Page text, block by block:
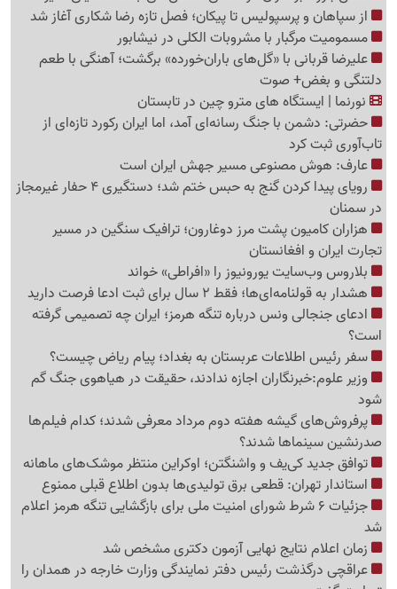
از سپاهان و پرسپولیس تا پیکان؛ فصل تازه رضا شکاری آغاز شد
مسمومیت مرگبار با مشروبات الکلی در نیشابور
علیرضا قربانی با «گل‌های باران‌خورده» برگشت؛ آهنگی با طعم
دلتنگی و بغض+ صوت
نورنما | ایستگاه های مترو چین در تابستان
حضرتی: دشمن با جنگ رسانه‌ای آمد، اما ایران رکورد تازه‌ای از
تاب‌آوری ثبت کرد
عارف: هوش مصنوعی مسیر جهش ایران است
رویای پیدا کردن گنج به حبس ختم شد؛ دستگیری 4 حفار غیرمجاز
در سمنان
هزاران کامیون پشت مرز دوغارون؛ ترافیک سنگین در مسیر
تجارت ایران و افغانستان
بلاروس وب‌سایت یورونیوز را «افراطی» خواند
هشدار به قولنامه‌ای‌ها؛ فقط 2 سال برای ثبت ادعا فرصت دارید
ادعای جنجالی ونس درباره تنگه هرمز؛ ایران چه تصمیمی گرفته
است؟
سفر رئیس اطلاعات عربستان به بغداد؛ پیام ریاض چیست؟
وزیر علوم:خبرنگاران اجازه ندادند، حقیقت در هیاهوی جنگ گم
شود
پرفروش‌های گیشه هفته دوم مرداد معرفی شدند؛ کدام فیلم‌ها
صدرنشین سینماها شدند؟
توافق جدید کی‌یف و واشنگتن؛ اوکراین منتظر موشک‌های ماهانه
استاندار تهران: قطعی برق تولیدی‌ها بدون اطلاع قبلی ممنوع
جزئیات 6 شرط شورای امنیت ملی برای بازگشایی تنگه هرمز اعلام
شد
زمان اعلام نتایج نهایی آزمون دکتری مشخص شد
عراقچی درگذشت رئیس دفتر نمایندگی وزارت خارجه در همدان را